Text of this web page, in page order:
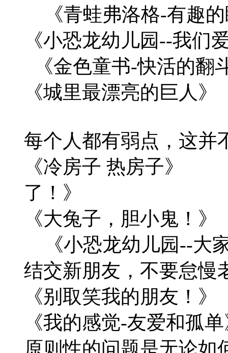
《青蛙弗洛格-有趣的
《小恐龙幼儿园--
《金色童书-快活的翻
《城里最漂亮的巨
每个人都有弱点
《冷房子 热房子》
了！》
《大兔子，胆小鬼
《小恐龙幼儿园--大
结交新朋友，不
《别取笑我的朋友
《我的感觉-友
原则性的问题是无论如